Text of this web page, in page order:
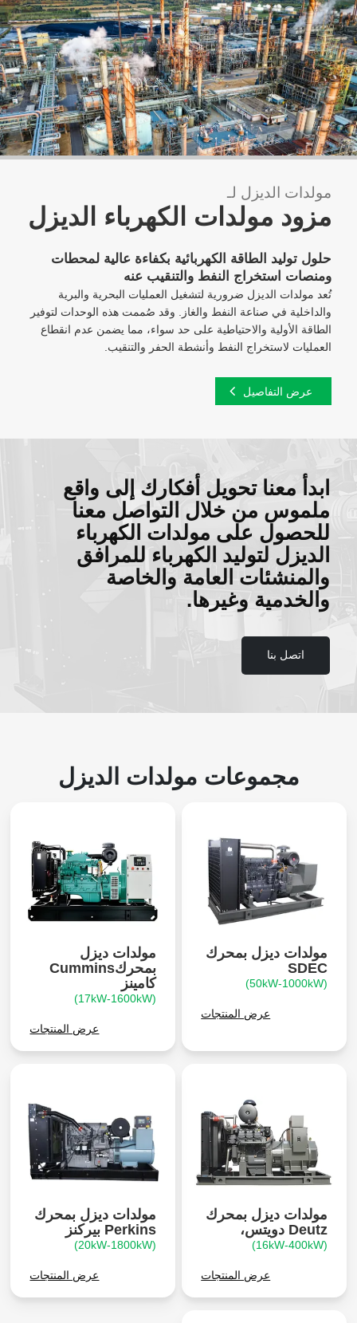
مولدات الديزل لـ
مزود مولدات الكهرباء الديزل
حلول توليد الطاقة الكهربائية بكفاءة عالية لمحطات
ومنصات استخراج النفط والتنقيب عنه
تُعد مولدات الديزل ضرورية لتشغيل العمليات البحرية والبرية
والداخلية في صناعة النفط والغاز. وقد صُممت هذه الوحدات لتوفير
الطاقة الأولية والاحتياطية على حد سواء، مما يضمن عدم انقطاع
العمليات لاستخراج النفط وأنشطة الحفر والتنقيب.
عرض التفاصيل
ابدأ معنا تحويل أفكارك إلى واقع
ملموس من خلال التواصل معنا
للحصول على مولدات الكهرباء
الديزل لتوليد الكهرباء للمرافق
والمنشئات العامة والخاصة
والخدمية وغيرها.
اتصل بنا
مجموعات مولدات الديزل
مولدات ديزل بمحرك
SDEC
(50kW-1000kW)
عرض المنتجات
مولدات ديزل
بمحركCummins
كامينز
(17kW-1600kW)
عرض المنتجات
مولدات ديزل بمحرك
Deutz دويتس،
(16kW-400kW)
عرض المنتجات
مولدات ديزل بمحرك
Perkins بيركنز
(20kW-1800kW)
عرض المنتجات